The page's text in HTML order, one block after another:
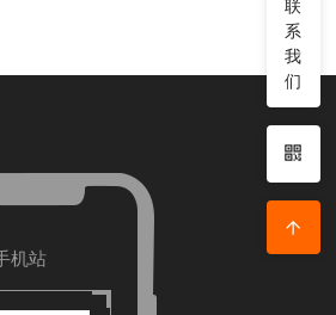
码加好友 手机站
联
系
我
们